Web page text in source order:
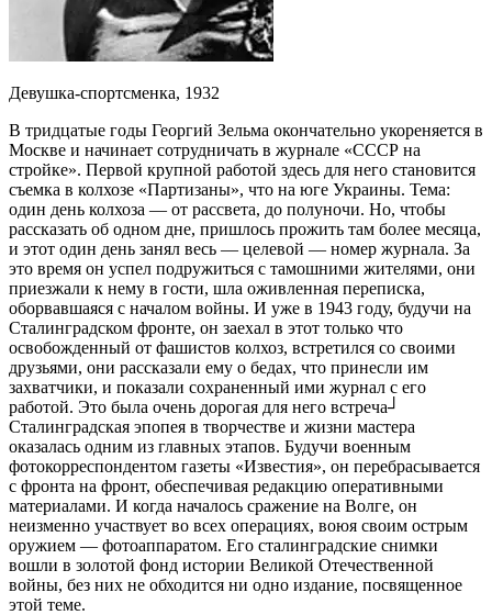
Девушка-спортсменка, 1932
В тридцатые годы Георгий Зельма окончательно укореняется в
Москве и начинает сотрудничать в журнале «СССР на
стройке». Первой крупной работой здесь для него становится
съемка в колхозе «Партизаны», что на юге Украины. Тема:
один день колхоза — от рассвета, до полуночи. Но, чтобы
рассказать об одном дне, пришлось прожить там более месяца,
и этот один день занял весь — целевой — номер журнала. За
это время он успел подружиться с тамошними жителями, они
приезжали к нему в гости, шла оживленная переписка,
оборвавшаяся с началом войны. И уже в 1943 году, будучи на
Сталинградском фронте, он заехал в этот только что
освобожденный от фашистов колхоз, встретился со своими
друзьями, они рассказали ему о бедах, что принесли им
захватчики, и показали сохраненный ими журнал с его
работой. Это была очень дорогая для него встреча┘
Сталинградская эпопея в творчестве и жизни мастера
оказалась одним из главных этапов. Будучи военным
фотокорреспондентом газеты «Известия», он перебрасывается
с фронта на фронт, обеспечивая редакцию оперативными
материалами. И когда началось сражение на Волге, он
неизменно участвует во всех операциях, воюя своим острым
оружием — фотоаппаратом. Его cталинградские снимки
вошли в золотой фонд истории Великой Отечественной
войны, без них не обходится ни одно издание, посвященное
этой теме.